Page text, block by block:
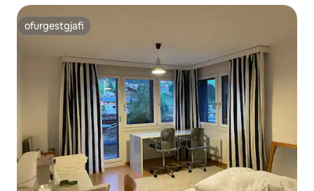
ofurgestgjafi
ofurgestgjafi